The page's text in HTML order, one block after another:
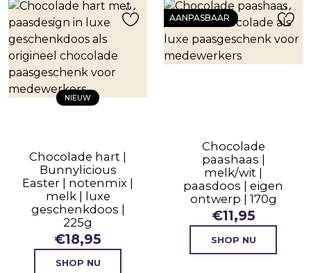
NIEUW
Chocolade hart |
Bunnylicious
Easter | notenmix |
melk | luxe
geschenkdoos |
225g
€18,95
SHOP NU
AANPASBAAR
Chocolade
paashaas |
melk/wit |
paasdoos | eigen
ontwerp | 170g
€11,95
SHOP NU